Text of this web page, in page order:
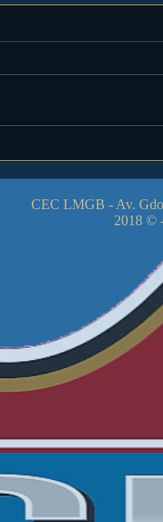
CEC LMGB - Av.
2018 ©